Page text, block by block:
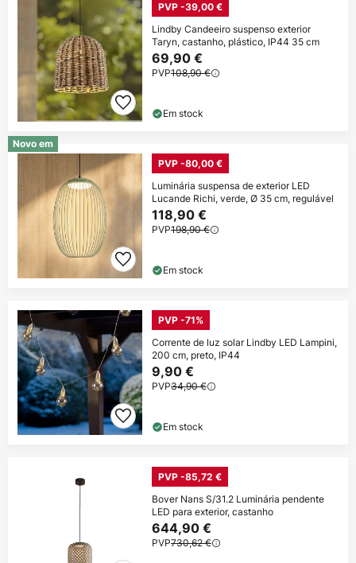
PVP -39,00 €
Lindby Candeeiro suspenso exterior
Taryn, castanho, plástico, IP44 35 cm
69,90 €
PVP108,90 €
Em stock
Novo em
PVP -80,00 €
Luminária suspensa de exterior LED
Lucande Richi, verde, Ø 35 cm, regulável
118,90 €
PVP198,90 €
Em stock
PVP -71%
Corrente de luz solar Lindby LED Lampini,
200 cm, preto, IP44
9,90 €
PVP34,90 €
Em stock
PVP -85,72 €
Bover Nans S/31.2 Luminária pendente
LED para exterior, castanho
644,90 €
PVP730,62 €